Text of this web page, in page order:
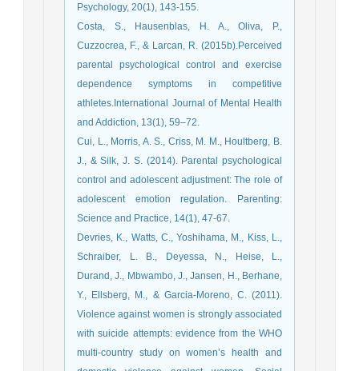
Psychology, 20(1), 143-155.
Costa, S., Hausenblas, H. A., Oliva, P.,
Cuzzocrea, F., & Larcan, R. (2015b).Perceived
parental psychological control and exercise
dependence symptoms in competitive
athletes.International Journal of Mental Health
and Addiction, 13(1), 59–72.
Cui, L., Morris, A. S., Criss, M. M., Houltberg, B.
J., & Silk, J. S. (2014). Parental psychological
control and adolescent adjustment: The role of
adolescent emotion regulation. Parenting:
Science and Practice, 14(1), 47-67.
Devries, K., Watts, C., Yoshihama, M., Kiss, L.,
Schraiber, L. B., Deyessa, N., Heise, L.,
Durand, J., Mbwambo, J., Jansen, H., Berhane,
Y., Ellsberg, M., & Garcia-Moreno, C. (2011).
Violence against women is strongly associated
with suicide attempts: evidence from the WHO
multi-country study on women’s health and